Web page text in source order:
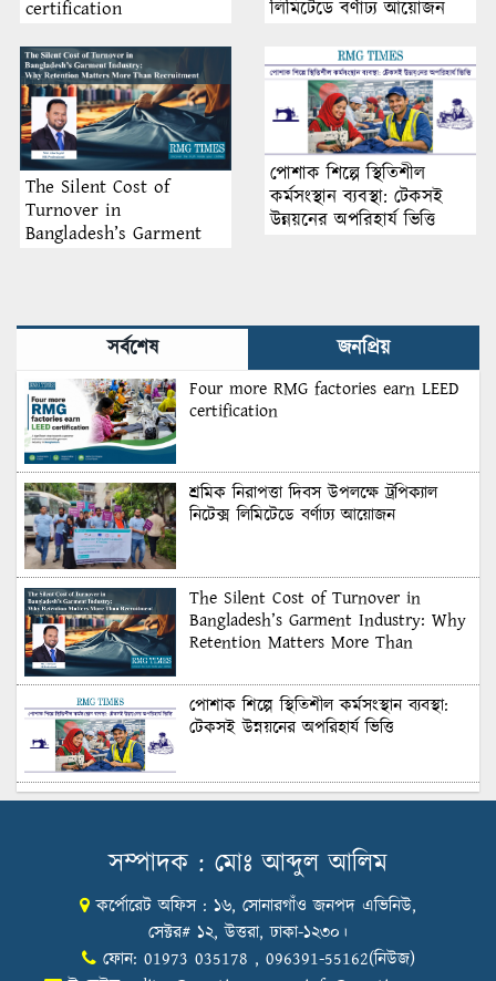
certification
লিমিটেডে বর্ণাঢ্য আয়োজন
The Silent Cost of
Turnover in
Bangladesh’s Garment
পোশাক শিল্পে স্থিতিশীল
কর্মসংস্থান ব্যবস্থা: টেকসই
উন্নয়নের অপরিহার্য ভিত্তি
সর্বশেষ জনপ্রিয়
Four more RMG factories earn LEED
certification
শ্রমিক নিরাপত্তা দিবস উপলক্ষে ট্রপিক্যাল
নিটেক্স লিমিটেডে বর্ণাঢ্য আয়োজন
The Silent Cost of Turnover in
Bangladesh’s Garment Industry: Why
Retention Matters More Than
পোশাক শিল্পে স্থিতিশীল কর্মসংস্থান ব্যবস্থা:
টেকসই উন্নয়নের অপরিহার্য ভিত্তি
শুল্কের দেয়াল ভাঙার সুযোগ: মার্কিন বাজারে
Honoring Excellence: Texstream
Fashion Ltd. Rewards Best Workers–
2026
সম্পাদক : মোঃ আব্দুল আলিম
কর্পোরেট অফিস : ১৬, সোনারগাঁও জনপদ এভিনিউ,
সেক্টর# ১২, উত্তরা, ঢাকা-১২৩০।
ফোন: 01973 035178 , 096391-55162(নিউজ)